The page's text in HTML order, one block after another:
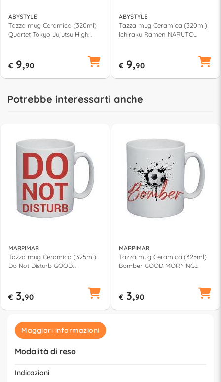
ABYSTYLE
Tazza mug Ceramica (320ml)
Quartet Tokyo Jujutsu High
€ 9,90
ABYSTYLE
Tazza mug Ceramica (320ml)
Ichiraku Ramen NARUTO
€ 9,90
Potrebbe interessarti anche
MARPIMAR
Tazza mug Ceramica (325ml)
Do Not Disturb GOOD
€ 3,90
MARPIMAR
Tazza mug Ceramica (325ml)
Bomber GOOD MORNING
€ 3,90
Maggiori informazioni
Modalità di reso
Indicazioni